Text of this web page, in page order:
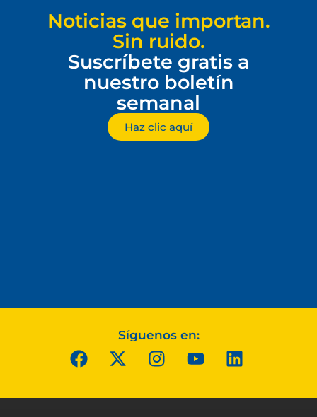
Noticias que importan.
Sin ruido.
Suscríbete gratis a
nuestro boletín
semanal
Haz clic aquí
Síguenos en: